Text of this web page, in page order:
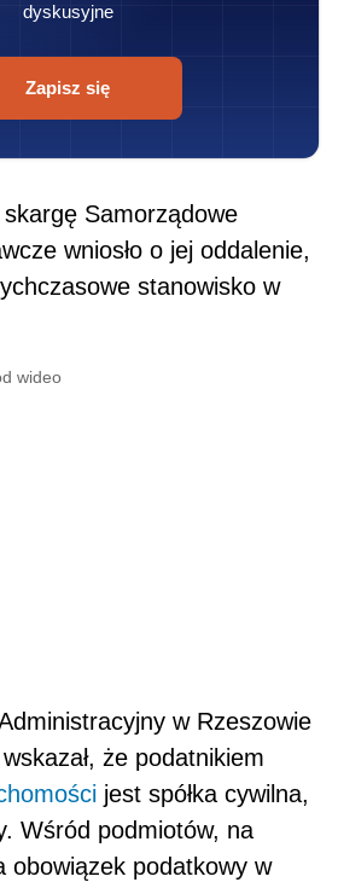
dyskusyjne
Zapisz się
Samorządowe
wniosło o jej oddalenie,
stanowisko w
wideo
w Rzeszowie
że podatnikiem
jest spółka cywilna,
Wśród podmiotów, na
obowiązek podatkowy w